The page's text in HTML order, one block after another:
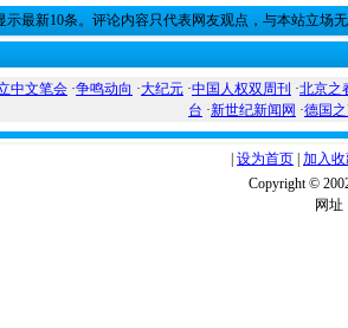
示最新10条。评论内容只代表网友观点，与本站立场
中文笔会 ·争鸣动向 ·大纪元 ·中国人权双周刊 ·北京之
台 ·新世纪新闻网 ·德国
设为首页 加入
Copyright ©
网址